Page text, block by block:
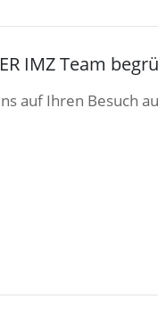
IMZ Team
auf Ihren Besuch